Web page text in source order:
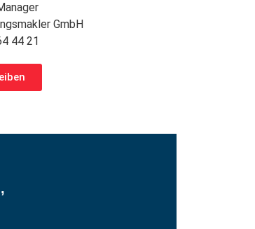
GmbH
44 21